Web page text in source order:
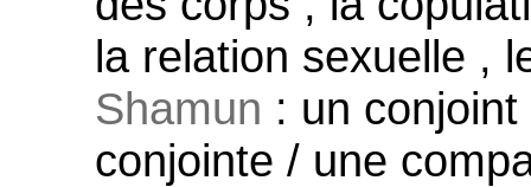
la relation sexuelle ,
Shamun : un
conjointe / une